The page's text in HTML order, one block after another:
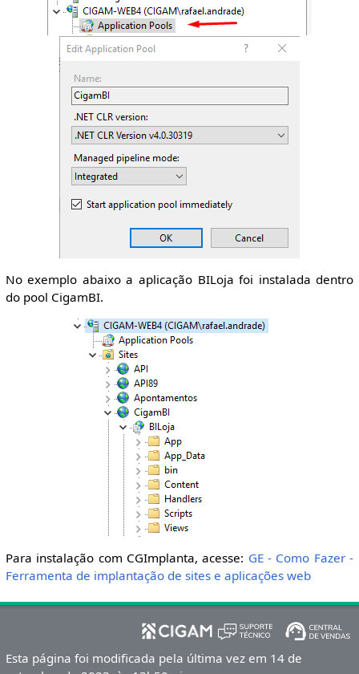
No exemplo abaixo a aplicação BILoja foi instalada dentro
do pool CigamBI.
Para instalação com CGImplanta, acesse: GE - Como Fazer -
Ferramenta de implantação de sites e aplicações web
Esta página foi modificada pela última vez em 14 de